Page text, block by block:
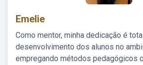
Emelie
Como mentor, minha dedicação é
desenvolvimento dos alunos no
empregando métodos pedagógicos